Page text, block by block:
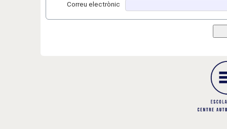
Correu electrònic